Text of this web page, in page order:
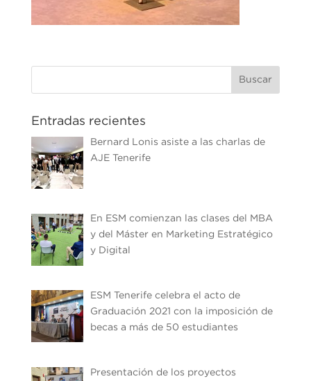
Entradas recientes
Bernard Lonis asiste a las charlas de
AJE Tenerife
En ESM comienzan las clases del MBA
y del Máster en Marketing Estratégico
y Digital
ESM Tenerife celebra el acto de
Graduación 2021 con la imposición de
becas a más de 50 estudiantes
Presentación de los proyectos